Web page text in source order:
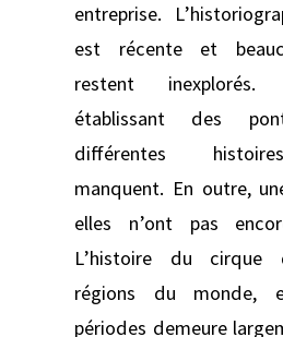
entreprise.
est récente et
restent
établissant des
différentes
manquent. En outre,
elles n’ont pas
L’histoire du cirque
régions du monde,
périodes demeure